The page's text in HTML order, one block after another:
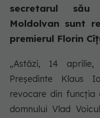
secretarul
Moldolvan sunt
premierul Florin
„Astăzi, 14
Președinte Klaus
revocare din
domnului Vlad